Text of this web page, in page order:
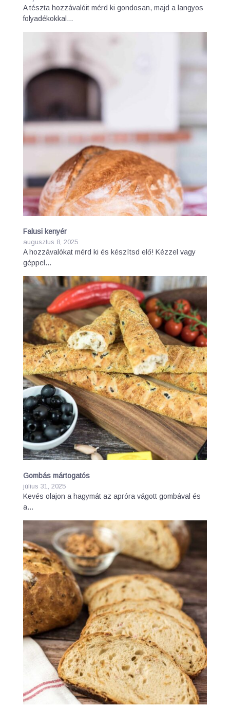
A tészta hozzávalóit mérd ki gondosan, majd a langyos
folyadékokkal…
Falusi kenyér
augusztus 8, 2025
A hozzávalókat mérd ki és készítsd elő! Kézzel vagy
géppel…
Gombás mártogatós
július 31, 2025
Kevés olajon a hagymát az apróra vágott gombával és
a…